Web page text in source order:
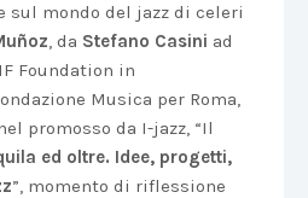
sul mondo del jazz di celeri
, da Stefano Casini ad
Foundation in
Musica per Roma,
promosso da I-jazz, “Il
ed oltre. Idee, progetti,
”, momento di riflessione